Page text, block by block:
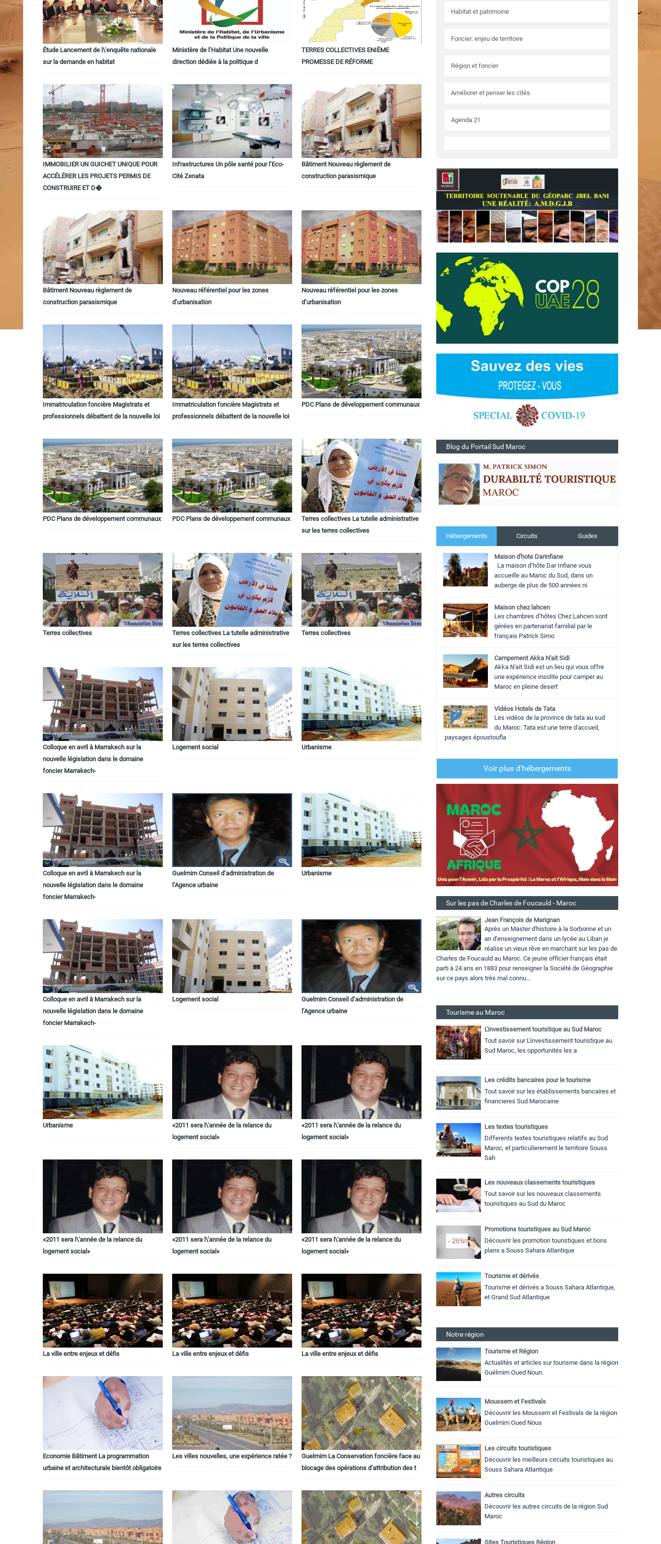
Étude Lancement de l\'enquête nationale
sur la demande en habitat
Ministère de l’Habitat Une nouvelle
direction dédiée à la politique d
TERRES COLLECTIVES ENIÈME
PROMESSE DE RÉFORME
IMMOBILIER UN GUICHET UNIQUE POUR
ACCÉLÉRER LES PROJETS PERMIS DE
CONSTRUIRE ET D�
Infrastructures Un pôle santé pour l’Eco-
Cité Zenata
Bâtiment Nouveau règlement de
construction parasismique
Bâtiment Nouveau règlement de
construction parasismique
Nouveau référentiel pour les zones
d’urbanisation
Nouveau référentiel pour les zones
d’urbanisation
Immatriculation foncière Magistrats et
professionnels débattent de la nouvelle loi
Immatriculation foncière Magistrats et
professionnels débattent de la nouvelle loi
PDC Plans de développement communaux
PDC Plans de développement communaux PDC Plans de développement communaux
Terres collectives La tutelle administrative
sur les terres collectives
Terres collectives
Terres collectives La tutelle administrative
sur les terres collectives
Terres collectives
Colloque en avril à Marrakech sur la
nouvelle législation dans le domaine
foncier Marrakech-
Logement social Urbanisme
Colloque en avril à Marrakech sur la
nouvelle législation dans le domaine
foncier Marrakech-
Guelmim Conseil d’administration de
l’Agence urbaine
Urbanisme
Colloque en avril à Marrakech sur la
nouvelle législation dans le domaine
foncier Marrakech-
Logement social
Guelmim Conseil d’administration de
l’Agence urbaine
Urbanisme
«2011 sera l\'année de la relance du
logement social»
«2011 sera l\'année de la relance du
logement social»
«2011 sera l\'année de la relance du
logement social»
«2011 sera l\'année de la relance du
logement social»
«2011 sera l\'année de la relance du
logement social»
La ville entre enjeux et défis La ville entre enjeux et défis La ville entre enjeux et défis
Economie Bâtiment La programmation
urbaine et architecturale bientôt obligatoire
Les villes nouvelles, une expérience ratée ?
Guelmim La Conservation foncière face au
blocage des opérations d’attribution des t
Habitat et patrimoine
Foncier: enjeu de territoire
Région et foncier
Améliorer et penser les cités
Agenda 21
Blog du Portail Sud Maroc
Hébergements Circuits Guides
Maison d'hote Darinfiane
La maison d’hôte Dar Infiane vous
accueille au Maroc du Sud, dans un
auberge de plus de 500 années ni
Maison chez lahcen
Les chambres d’hôtes Chez Lahcen sont
gérées en partenariat familial par le
français Patrick Simo
Campement Akka N'ait Sidi
Akka N'ait Sidi est un lieu qui vous offre
une expérience insolite pour camper au
Maroc en pleine desert
Vidéos Hotels de Tata
Les vidéos de la province de tata au sud
du Maroc: Tata est une terre d'accueil,
paysages époustoufla
Voir plus d'hébergements
Sur les pas de Charles de Foucauld - Maroc
Jean François de Marignan
Après un Master d'histoire à la Sorbonne et un
an d'enseignement dans un lycée au Liban je
réalise un vieux rêve en marchant sur les pas de
Charles de Foucauld au Maroc. Ce jeune officier français était
parti à 24 ans en 1883 pour renseigner la Société de Géographie
sur ce pays alors très mal connu...
Tourisme au Maroc
L'investissement touristique au Sud Maroc
Tout savoir sur L'investissement touristique au
Sud Maroc, les opportunités les a
Les crédits bancaires pour le tourisme
Tout savoir sur les établissements bancaires et
financieres Sud Marocaine
Les textes touristiques
Differents textes touristiques relatifs au Sud
Maroc, et particulierement le territoire Souss
Sah
Les nouveaux classements touristiques
Tout savoir sur les nouveaux classements
touristiques au Sud du Maroc
Promotions touristiques au Sud Maroc
Découvrir les promotion touristiques et bons
plans a Souss Sahara Atlantique
Tourisme et dérivés
Tourisme et dérivés a Souss Sahara Atlantique,
et Grand Sud Atlantique
Notre région
Tourisme et Région
Actualités et articles sur tourisme dans la région
Guélmim Oued Noun.
Moussem et Festivals
Découvrir les Moussem et Festivals de la région
Guelmim Oued Nous
Les circuits touristiques
Découvrir les meilleurs circuits touristiques au
Souss Sahara Atlantique
Autres circuits
Découvrir les autres circuits de la région Sud
Maroc
Sites Touristiques Région